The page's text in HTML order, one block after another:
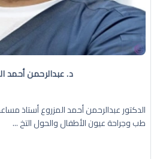
د. عبدالرحمن أحمد
الدكتور عبدالرحمن أحمد المزروع أستاذ
طب وجراحة عيون الأطفال والحول التخ ...